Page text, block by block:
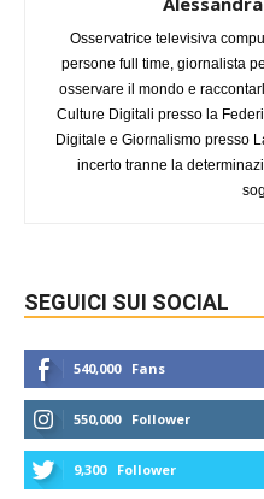
Osservatrice televisiva
persone full time, giornalista
osservare il mondo e
Culture Digitali presso la
Digitale e Giornalismo presso
incerto tranne la
SEGUICI SUI SOCIAL
540,000 Fans
550,000 Follower
9,300 Follower